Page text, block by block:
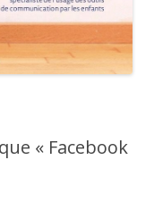
« Facebook